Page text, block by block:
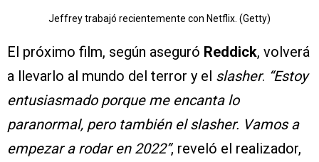
Jeffrey trabajó recientemente con Netflix. (Getty)
El próximo film, según aseguró Reddick, volverá
a llevarlo al mundo del terror y el slasher. “Estoy
entusiasmado porque me encanta lo
paranormal, pero también el slasher. Vamos a
empezar a rodar en 2022”, reveló el realizador,